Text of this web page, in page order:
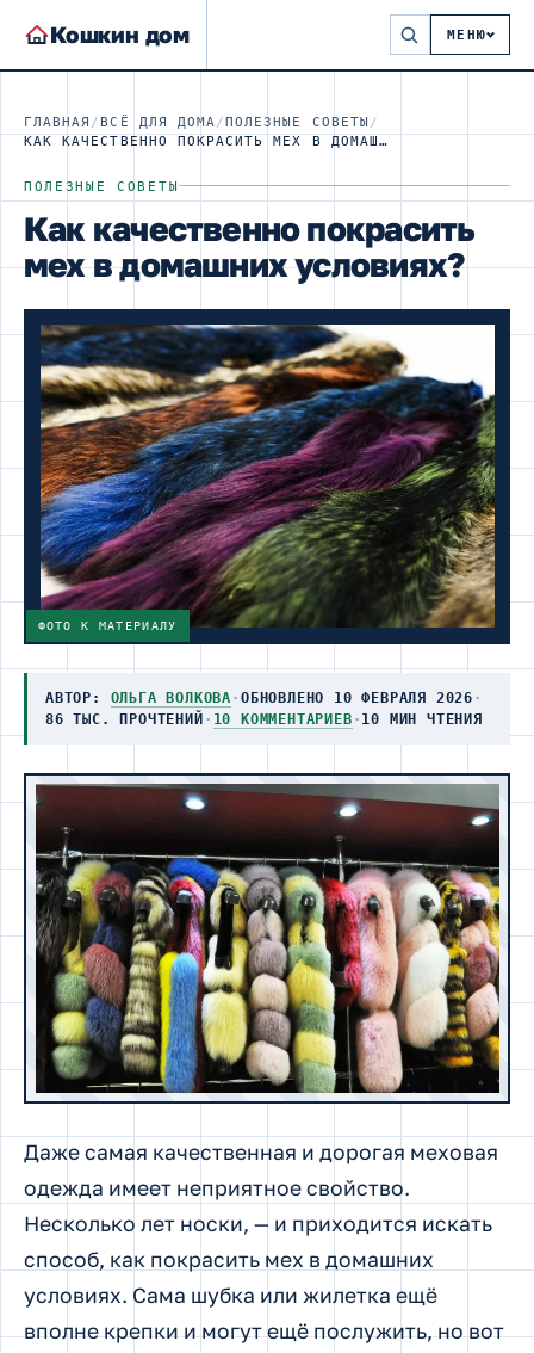
Кошкин дом МЕНЮ
ГЛАВНАЯ / ВСЁ ДЛЯ ДОМА /ПОЛЕЗНЫЕ СОВЕТЫ /
КАК КАЧЕСТВЕННО ПОКРАСИТЬ МЕХ В ДОМАШНИХ УСЛОВИЯХ?
ПОЛЕЗНЫЕ СОВЕТЫ
Как качественно покрасить
мех в домашних условиях?
ФОТО К МАТЕРИАЛУ
АВТОР: ОЛЬГА ВОЛКОВА · ОБНОВЛЕНО 10 ФЕВРАЛЯ 2026 ·
86 ТЫС. ПРОЧТЕНИЙ · 10 КОММЕНТАРИЕВ · 10 МИН ЧТЕНИЯ
Даже самая качественная и дорогая меховая
одежда имеет неприятное свойство.
Несколько лет носки, — и приходится искать
способ, как покрасить мех в домашних
условиях. Сама шубка или жилетка ещё
вполне крепки и могут ещё послужить, но вот